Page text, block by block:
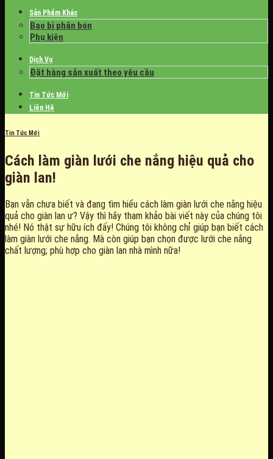
Sản Phẩm Khác
Bao bì phân bón
Phụ kiện
Dịch Vụ
Đặt hàng sản xuất theo yêu cầu
Tin Tức Mới
Liên Hệ
Tin Tức Mới
Cách làm giàn lưới che nắng hiệu quả cho
giàn lan!
Bạn vẫn chưa biết và đang tìm hiểu cách làm giàn lưới che nắng hiệu
quả cho giàn lan ư? Vậy thì hãy tham khảo bài viết này của chúng tôi
nhé! Nó thật sự hữu ích đấy! Chúng tôi không chỉ giúp bạn biết cách
làm giàn lưới che nắng. Mà còn giúp bạn chọn được lưới che nắng
chất lượng; phù hợp cho giàn lan nhà mình nữa!